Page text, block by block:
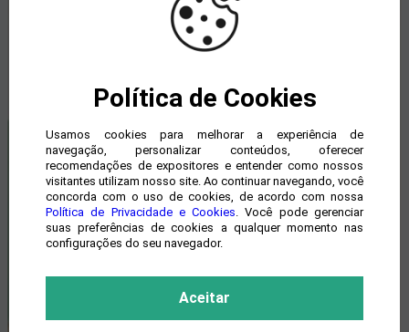
CELULAR
E-MAIL
Política de Cookies
Usamos cookies para melhorar a experiência de
navegação, personalizar conteúdos, oferecer
recomendações de expositores e entender como nossos
visitantes utilizam nosso site. Ao continuar navegando, você
concorda com o uso de cookies, de acordo com nossa
Política de Privacidade e Cookies. Você pode gerenciar
suas preferências de cookies a qualquer momento nas
configurações do seu navegador.
Aceitar